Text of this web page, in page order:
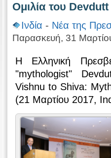
Ομιλία του
Ινδία - Νέα της
Παρασκευή, 31
Η Ελληνική
"mythologist"
Vishnu to Shiva:
(21 Μαρτίου 2017,